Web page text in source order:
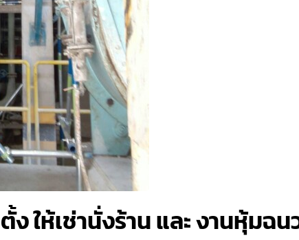
ให้เช่านั่งร้าน และ งานหุ้มฉน